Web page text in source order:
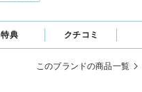
特典 クチコミ
このブランドの商品一覧